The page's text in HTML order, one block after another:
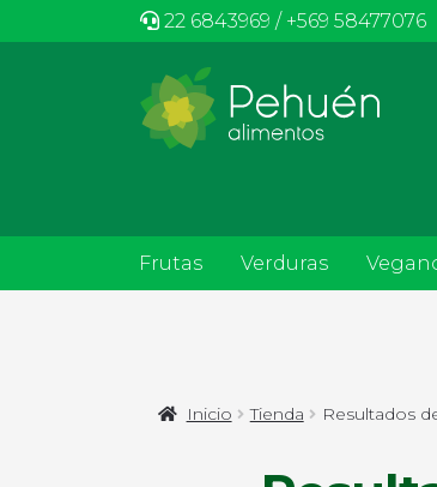
22 6843969 / +569 58477076
Frutas Verduras
Inicio Tienda Resultados